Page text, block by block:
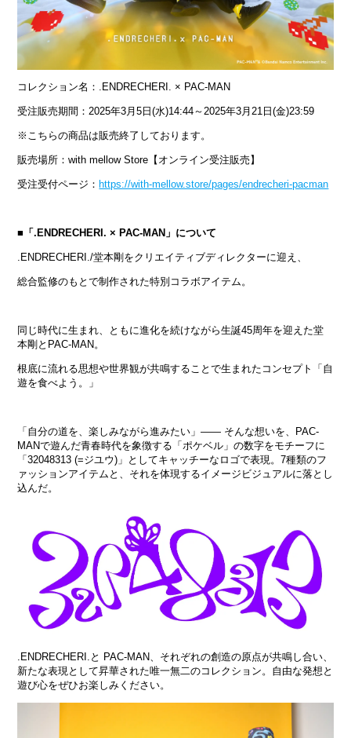
コレクション名：.ENDRECHERI. × PAC-MAN
受注販売期間：2025年3月5日(水)14:44～2025年3月21日(金)23:59
※こちらの商品は販売終了しております。
販売場所：with mellow Store【オンライン受注販売】
受注受付ページ： https://with-mellow.store/pages/endrecheri-pacman
■「.ENDRECHERI. × PAC-MAN」について
.ENDRECHERI./堂本剛をクリエイティブディレクターに迎え、
総合監修のもとで制作された特別コラボアイテム。
同じ時代に生まれ、ともに進化を続けながら生誕45周年を迎えた堂
本剛とPAC-MAN。
根底に流れる思想や世界観が共鳴することで生まれたコンセプト「自
遊を食べよう。」
「自分の道を、楽しみながら進みたい」—— そんな想いを、PAC-
MANで遊んだ青春時代を象徴する「ポケベル」の数字をモチーフに
「32048313 (=ジユウ)」としてキャッチーなロゴで表現。7種類のフ
ァッションアイテムと、それを体現するイメージビジュアルに落とし
込んだ。
.ENDRECHERI.と PAC-MAN、それぞれの創造の原点が共鳴し合い、
新たな表現として昇華された唯一無二のコレクション。自由な発想と
遊び心をぜひお楽しみください。